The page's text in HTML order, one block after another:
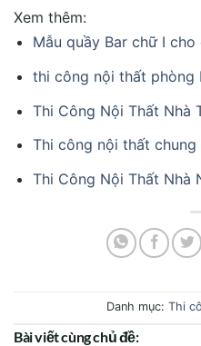
Xem thêm:
Mẫu quầy Bar chữ I
thi công nội thất phòng
Thi Công Nội Thất Nhà
Thi công nội thất
Thi Công Nội Thất Nhà
Danh mục: Thi
Bài viết cùng chủ đề: